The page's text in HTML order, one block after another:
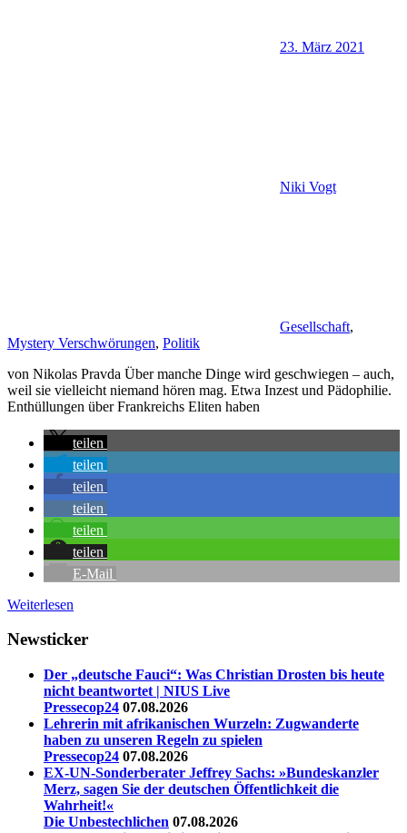
23. März 2021
Niki Vogt
Gesellschaft,
Mystery Verschwörungen, Politik
von Nikolas Pravda Über manche Dinge wird geschwiegen – auch,
weil sie vielleicht niemand hören mag. Etwa Inzest und Pädophilie.
Enthüllungen über Frankreichs Eliten haben
teilen
teilen
teilen
teilen
teilen
teilen
E-Mail
Weiterlesen
Newsticker
Der „deutsche Fauci“: Was Christian Drosten bis heute
nicht beantwortet | NIUS Live
Pressecop24 07.08.2026
Lehrerin mit afrikanischen Wurzeln: Zugwanderte
haben zu unseren Regeln zu spielen
Pressecop24 07.08.2026
EX-UN-Sonderberater Jeffrey Sachs: »Bundeskanzler
Merz, sagen Sie der deutschen Öffentlichkeit die
Wahrheit!«
Die Unbestechlichen 07.08.2026